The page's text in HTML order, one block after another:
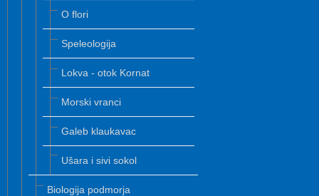
O flori
Speleologija
Lokva - otok Kornat
Morski vranci
Galeb klaukavac
Ušara i sivi sokol
Biologija podmorja